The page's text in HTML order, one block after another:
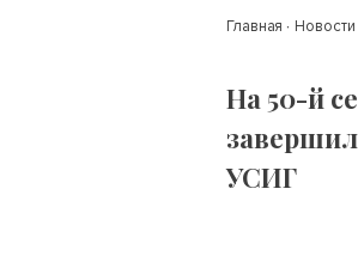
Главная Новости
На 50-й
УСИГ